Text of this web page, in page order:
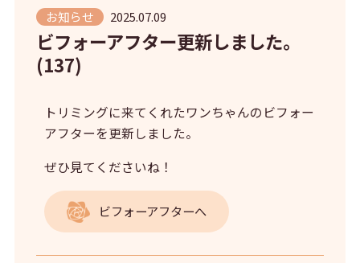
お知らせ 2025.07.09
ビフォーアフター更新しました。
(137)
トリミングに来てくれたワンちゃんのビフォー
アフターを更新しました。
ぜひ見てくださいね！
ビフォーアフターへ